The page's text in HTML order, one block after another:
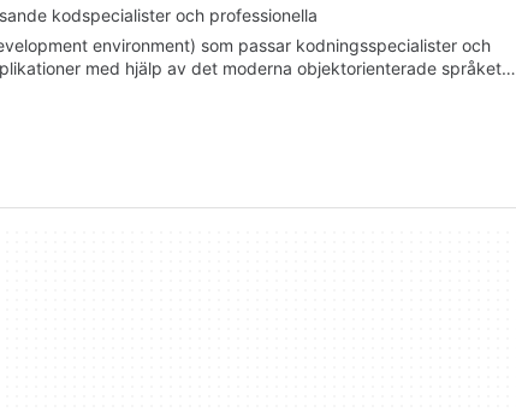
kodspecialister och professionella
environment) som passar kodningsspecialister och
med hjälp av det moderna objektorienterade språket…